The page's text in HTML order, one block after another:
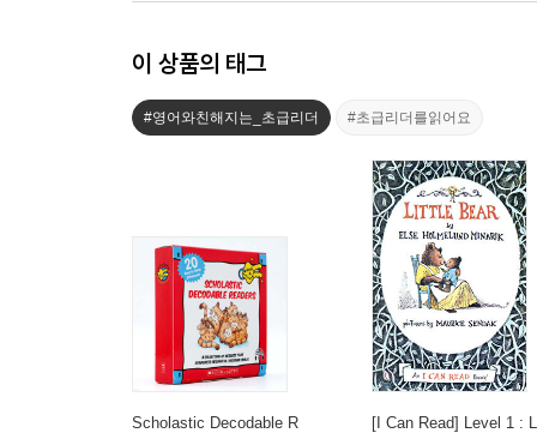
이 상품의 태그
#영어와친해지는_초급리더 #초급리더를읽어요
Scholastic Decodable R
[I Can Read] Level 1 : L